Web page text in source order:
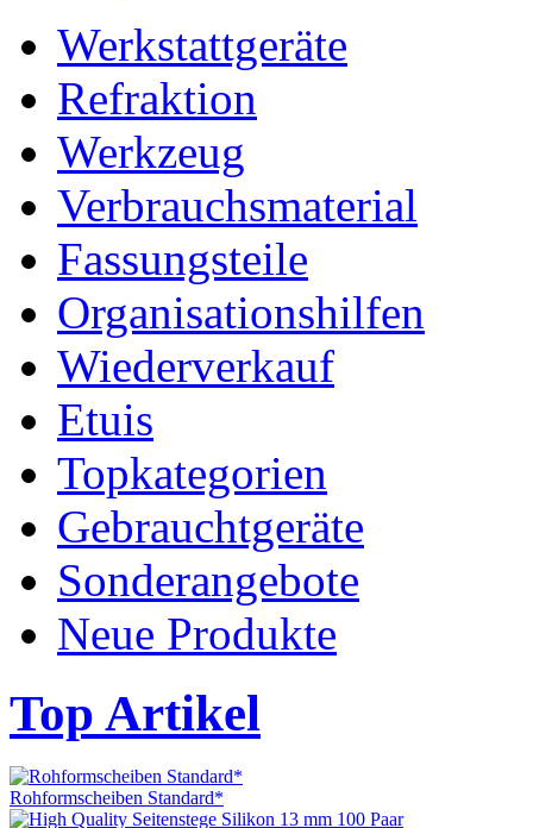
Werkstattgeräte
Refraktion
Werkzeug
Verbrauchsmaterial
Fassungsteile
Organisationshilfen
Wiederverkauf
Etuis
Topkategorien
Gebrauchtgeräte
Sonderangebote
Neue Produkte
Top Artikel
Rohformscheiben Standard*